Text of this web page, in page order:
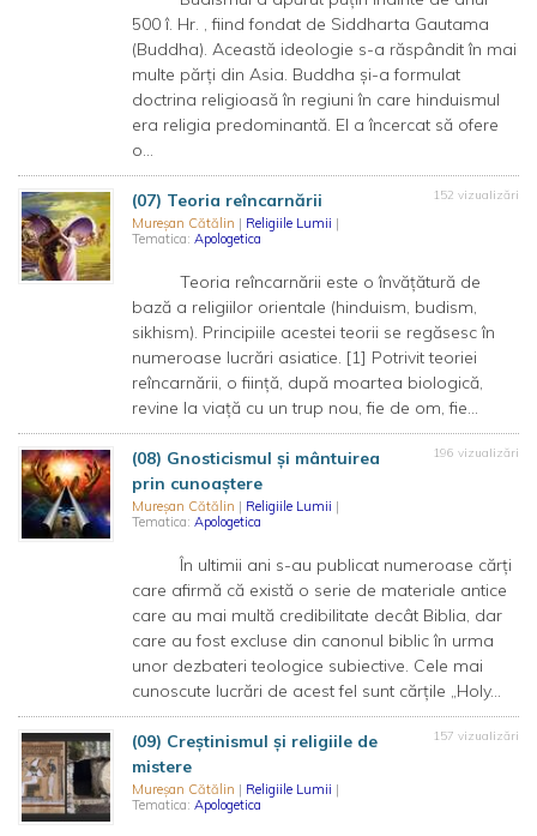
500 î. Hr. , fiind fondat de Siddharta Gautama
(Buddha). Această ideologie s-a răspândit în mai
multe părți din Asia. Buddha și-a formulat
doctrina religioasă în regiuni în care hinduismul
era religia predominantă. El a încercat să ofere
o...
(07) Teoria reîncarnării
Mureșan Cătălin | Religiile Lumii |
Tematica: Apologetica
152 vizualizări
Teoria reîncarnării este o învățătură de
bază a religiilor orientale (hinduism, budism,
sikhism). Principiile acestei teorii se regăsesc în
numeroase lucrări asiatice. [1] Potrivit teoriei
reîncarnării, o ființă, după moartea biologică,
revine la viață cu un trup nou, fie de om, fie...
(08) Gnosticismul și mântuirea
prin cunoaștere
Mureșan Cătălin | Religiile Lumii |
Tematica: Apologetica
196 vizualizări
În ultimii ani s-au publicat numeroase cărți
care afirmă că există o serie de materiale antice
care au mai multă credibilitate decât Biblia, dar
care au fost excluse din canonul biblic în urma
unor dezbateri teologice subiective. Cele mai
cunoscute lucrări de acest fel sunt cărțile „Holy...
(09) Creștinismul și religiile de
mistere
Mureșan Cătălin | Religiile Lumii |
Tematica: Apologetica
157 vizualizări